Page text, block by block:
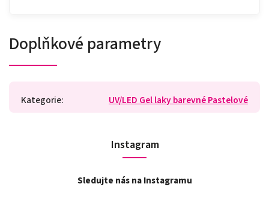
Doplňkové parametry
Kategorie: UV/LED Gel laky barevné Pastelové
Instagram
Sledujte nás na Instagramu